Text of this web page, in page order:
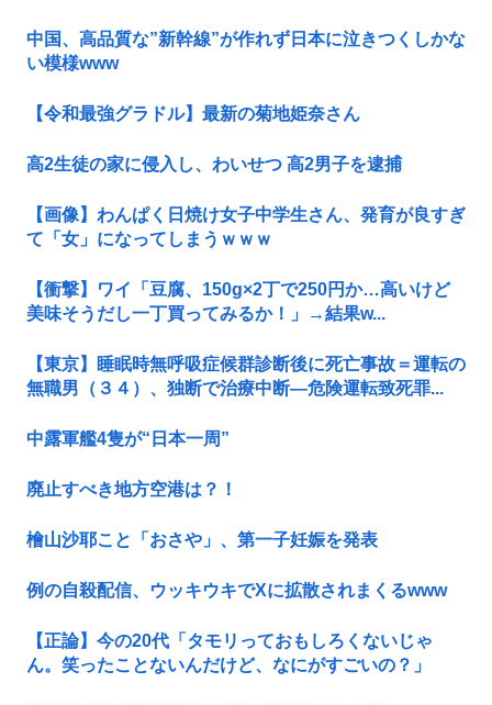
中国、高品質な”新幹線”が作れず日本に泣きつくしかな
い模様www
【令和最強グラドル】最新の菊地姫奈さん
高2生徒の家に侵入し、わいせつ 高2男子を逮捕
【画像】わんぱく日焼け女子中学生さん、発育が良すぎ
て「女」になってしまうｗｗｗ
【衝撃】ワイ「豆腐、150g×2丁で250円か…高いけど
美味そうだし一丁買ってみるか！」→結果w...
【東京】睡眠時無呼吸症候群診断後に死亡事故＝運転の
無職男（３４）、独断で治療中断―危険運転致死罪...
中露軍艦4隻が“日本一周”
廃止すべき地方空港は？！
檜山沙耶こと「おさや」、第一子妊娠を発表
例の自殺配信、ウッキウキでXに拡散されまくるwww
【正論】今の20代「タモリっておもしろくないじゃ
ん。笑ったことないんだけど、なにがすごいの？」